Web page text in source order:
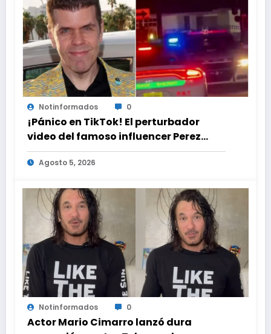
Notinformados 0
¡Pánico en TikTok! El perturbador
video del famoso influencer Perez
Hilton que obligó a sus fans a pedir
ayuda médica
Agosto 5, 2026
Notinformados 0
Actor Mario Cimarro lanzó dura